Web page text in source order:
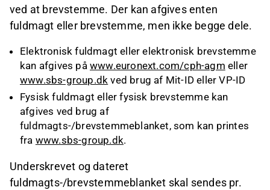
ved at brevstemme. Der kan afgives enten
fuldmagt eller brevstemme, men ikke begge dele.
Elektronisk fuldmagt eller elektronisk brevstemme
kan afgives på www.euronext.com/cph-agm eller
www.sbs-group.dk ved brug af Mit-ID eller VP-ID
Fysisk fuldmagt eller fysisk brevstemme kan
afgives ved brug af
fuldmagts-/brevstemmeblanket, som kan printes
fra www.sbs-group.dk.
Underskrevet og dateret
fuldmagts-/brevstemmeblanket skal sendes pr.